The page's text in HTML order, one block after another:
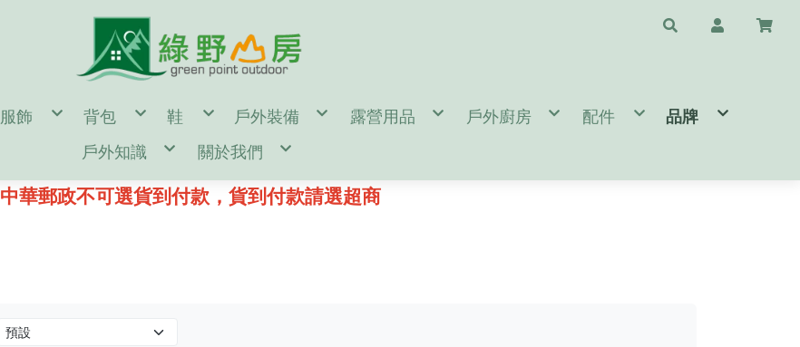
服飾
二件式防水透氣保暖外套
保暖帽
遮陽帽
背包
35~54公升背包(二至三天行程)
35公升↓背包(一日健行)
筆電包/電腦包
旅遊防盜包
側背包/腰包/皮夾
鞋
♂登山/健行鞋
♂野跑鞋
♀登山/健行鞋
♀野跑鞋
童/戶外鞋
雪鞋
戶外裝備
登山杖/ 吊帶 / 頭盔
登山帳篷/雨蓋/地布
頭燈/手電筒/照明設備
冰斧/冰爪/雪鏟/配件
鉤環/繩環/繩子
露營用品
營釘/營鎚/露營配件
風格野營 Bushcraft
戶外廚房
餐廚桌/廚房用品
配件
護具/瑜珈用品
品牌
H.I.J.K.
戶外知識
露營小秘訣
露營裝備表
關於我們
常見問答
防詐騙說明
中華郵政不可選貨到付款，貨到付款請選超商